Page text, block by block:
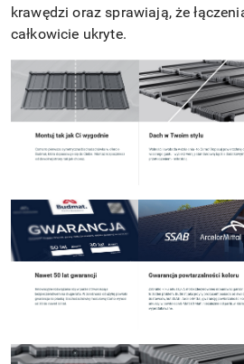
krawędzi oraz sprawiają, że
całkowicie ukryte.